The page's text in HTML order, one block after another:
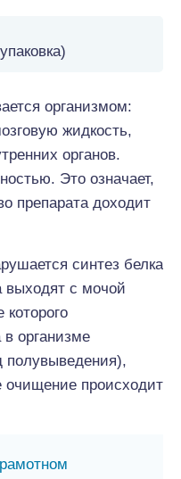
организмом:
жидкость,
органов.
Это означает,
препарата доходит
синтез белка
выходят с мочой
организме
полувыведения),
очищение происходит